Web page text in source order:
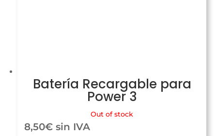
Batería Recargable para
Power 3
Out of stock
8,50€ sin IVA